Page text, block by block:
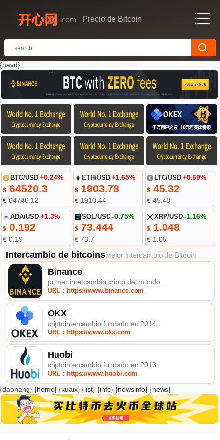
Precio de Bitcoin
{navd}
BTC/USD +0.24%
$64520.3
€ 64746.12
ETH/USD +1.65%
$ 1903.78
€ 1910.44
LTC/USD +0.69%
$45.32
€ 45.48
ADA/USD +1.3%
$0.192
€ 0.19
SOL/USD -0.75%
$ 73.444
€ 73.7
XRP/USD -1.16%
$1.048
€ 1.05
Intercambio de bitcoinsMejor intercambio de Bitcoin
Binance
primer intercambio cripto del mundo.
URL：https://www.binance.com
OKX
criptointercambio fundado en 2014.
URL：https://www.okx.com
Huobi
criptointercambio fundado en 2013.
URL：https://www.huobi.com
{daohang} {home} {kuaix} {list} {info} {newsinfo} {news}